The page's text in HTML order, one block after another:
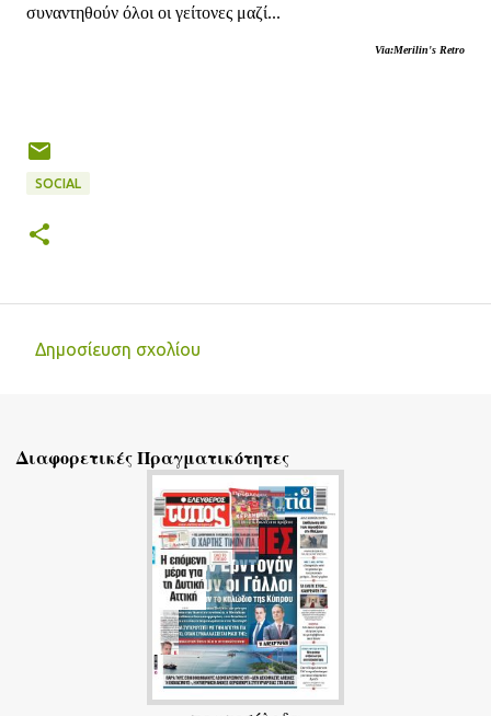
συναντηθούν όλοι οι γείτονες μαζί...
Via:Merilin's Retro
SOCIAL
λ
Δημοσίευση σχολίου
Διαφορετικές Πραγματικότητες